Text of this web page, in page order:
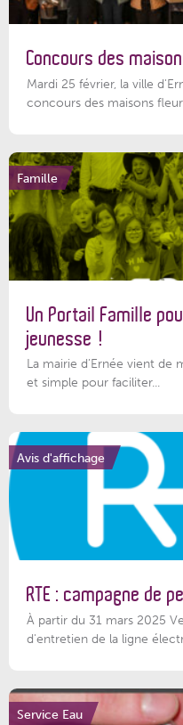
Concours des
Mardi 25 février, la ville
concours des maisons
Famille
Un Portail Famille
jeunesse !
La mairie d’Ernée vient
et simple pour faciliter...
Avis d'affichage
RTE : campagne de
À partir du 31 mars 2025
d'entretien de la ligne
Service Eau